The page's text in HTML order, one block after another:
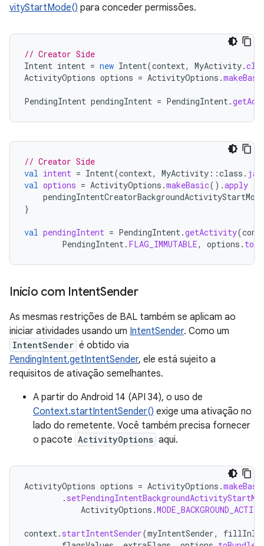
vityStartMode() para conceder permissões.
// Creator Side
Intent intent = new Intent(context, MyActivity.
ActivityOptions options = ActivityOptions .
PendingIntent pendingIntent = PendingIntent .
// Creator Side
val intent = Intent(context, MyActivity ::class .
val options = ActivityOptions .makeBasic().apply {
pendingIntentCreatorBackgroundActivityStartMode
}
val pendingIntent = PendingIntent .getActivity(
PendingIntent . FLAG_IMMUTABLE, options .
Início com IntentSender
As mesmas restrições de BAL também se aplicam ao
iniciar atividades usando um IntentSender. Como um
IntentSender é obtido via
PendingIntent.getIntentSender, ele está sujeito a
requisitos de ativação semelhantes.
A partir do Android 14 (API 34), o uso de
Context.startIntentSender() exige uma ativação no
lado do remetente. Você também precisa fornecer
o pacote ActivityOptions aqui.
ActivityOptions options = ActivityOptions .
.
ActivityOptions .
context . startIntentSender(myIntentSender,